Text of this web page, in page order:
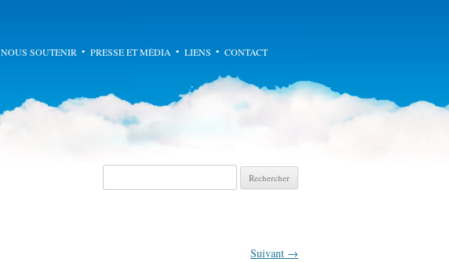
NOUS SOUTENIR PRESSE ET MÉDIA LIENS CONTACT
Recherche pour :
Suivant →